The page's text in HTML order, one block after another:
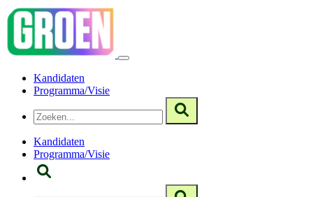
Kandidaten
Programma/Visie
Kandidaten
Programma/Visie